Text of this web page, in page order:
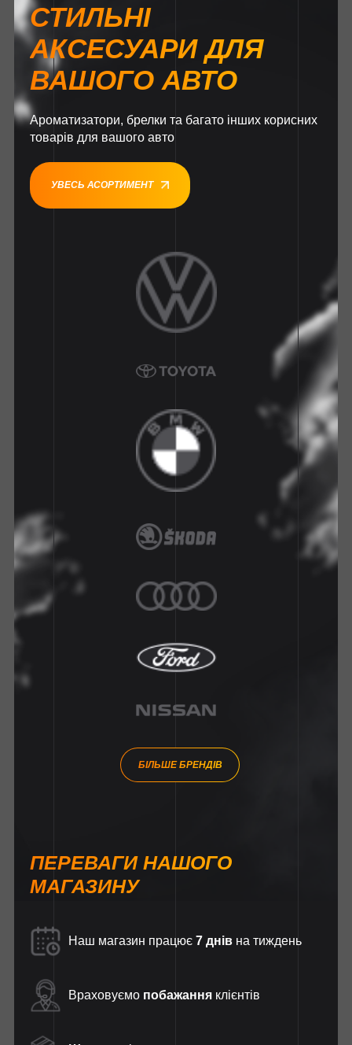
СТИЛЬНІ
АКСЕСУАРИ ДЛЯ
ВАШОГО АВТО
Ароматизатори, брелки та багато інших корисних
товарів для вашого авто
УВЕСЬ АСОРТИМЕНТ
БІЛЬШЕ БРЕНДІВ
ПЕРЕВАГИ НАШОГО
МАГАЗИНУ
Наш магазин працює 7 днів на тиждень
Враховуємо побажання клієнтів